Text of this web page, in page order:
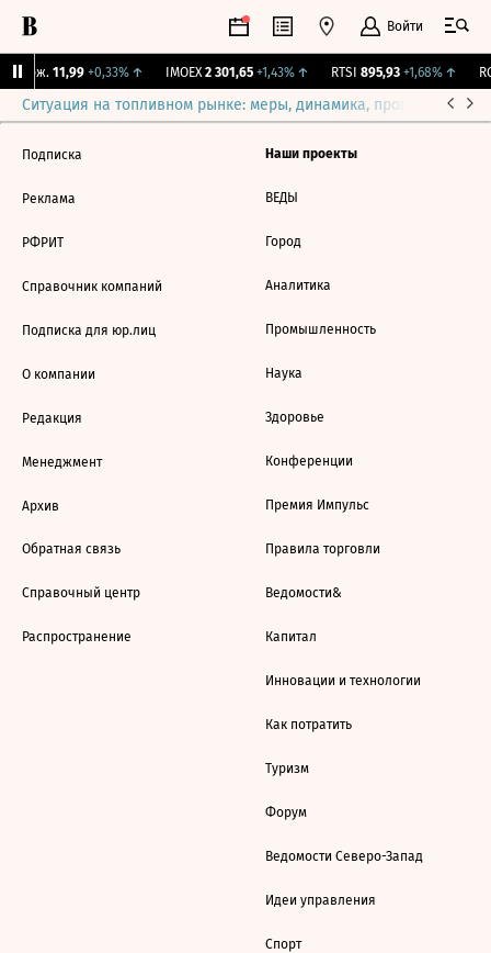
Войти
Бирж. 11,99 +0,33%↑ IMOEX 2 301,65 +1,43%↑ RTSI 895,93 +1,68%↑
Ситуация на топливном рынке: меры, динамика, прогнозы
Подписка
Реклама
РФРИТ
Справочник компаний
Подписка для юр.лиц
О компании
Редакция
Менеджмент
Архив
Обратная связь
Справочный центр
Распространение
Наши проекты
ВЕДЫ
Город
Аналитика
Промышленность
Наука
Здоровье
Конференции
Премия Импульс
Правила торговли
Ведомости&
Капитал
Инновации и технологии
Как потратить
Туризм
Форум
Ведомости Северо-Запад
Идеи управления
Спорт